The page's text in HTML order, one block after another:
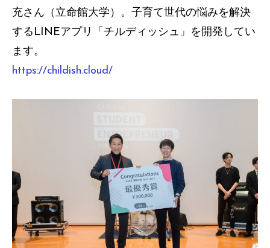
充さん（立命館大学）。子育て世代の悩みを解決
するLINEアプリ「チルディッシュ」を開発してい
ます。
https://childish.cloud/